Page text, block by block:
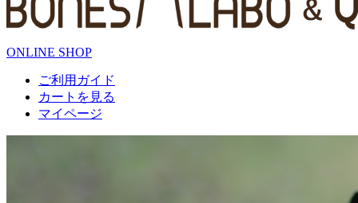
ONLINE SHOP
ご利用ガイド
カートを見る
マイページ